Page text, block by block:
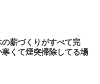
の薪づくりがすべて完
くて煙突掃除してる場